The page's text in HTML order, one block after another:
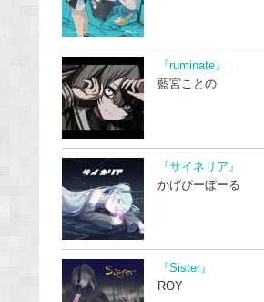
『ruminate』
藍宮ことの
『サイネリア』
かげぴーぼーる
『Sister』
ROY